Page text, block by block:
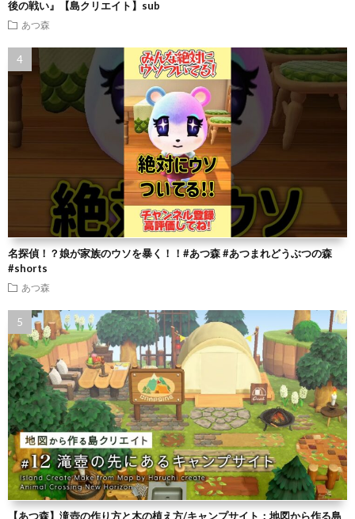
後の戦い』【島クリエイト】sub
あつ森
名探偵！？娘が家族のウソを暴く！！#あつ森 #あつまれどうぶつの森
#shorts
あつ森
【あつ森】滝壺の作り方と木の植え方/キャンプサイト：地図から作る島